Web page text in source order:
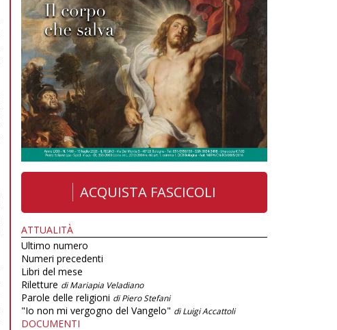
ACQUISTA FASCICOLI
ATTUALITÀ
Ultimo numero
Numeri precedenti
Libri del mese
Riletture di Mariapia Veladiano
Parole delle religioni di Piero Stefani
"Io non mi vergogno del Vangelo" di Luigi Accattoli
DOCUMENTI